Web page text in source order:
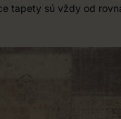
tapety sú vždy od